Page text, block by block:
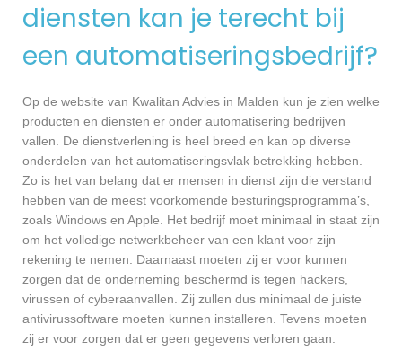
diensten kan je terecht bij
een automatiseringsbedrijf?
Op de website van Kwalitan Advies in Malden kun je zien welke
producten en diensten er onder automatisering bedrijven
vallen. De dienstverlening is heel breed en kan op diverse
onderdelen van het automatiseringsvlak betrekking hebben.
Zo is het van belang dat er mensen in dienst zijn die verstand
hebben van de meest voorkomende besturingsprogramma’s,
zoals Windows en Apple. Het bedrijf moet minimaal in staat zijn
om het volledige netwerkbeheer van een klant voor zijn
rekening te nemen. Daarnaast moeten zij er voor kunnen
zorgen dat de onderneming beschermd is tegen hackers,
virussen of cyberaanvallen. Zij zullen dus minimaal de juiste
antivirussoftware moeten kunnen installeren. Tevens moeten
zij er voor zorgen dat er geen gegevens verloren gaan.